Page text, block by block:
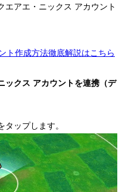
エアエ・ニックス アカウント
作成方法徹底解説はこちら
ックス アカウントを連携（デ
ップします。